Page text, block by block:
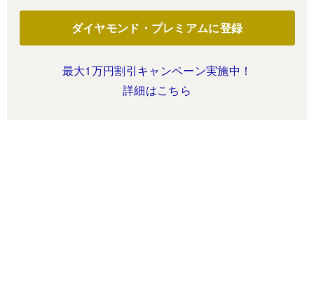
ダイヤモンド・プレミアムに登録
最大1万円割引キャンペーン実施中！
詳細はこちら